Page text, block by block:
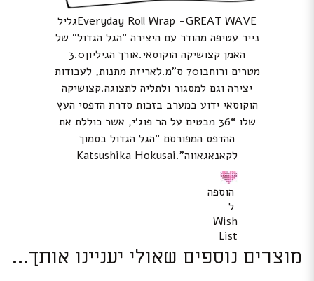
Everyday Roll Wrap -GREAT WAVEגליל
נייר עטיפה מהודר עם היצירה “הגל הגדול” של
האמן קצושיקה הוקוסאי.אורך הגיליון3.0
מטרים ורוחבו70 ס”מ.לאריזת מתנות, לעבודות
יצירה וגם למסגור ולתליה לתצוגה.קצושיקה
הוקוסאי ידוע במערב בזכות סדרת הדפסי העץ
שלו “36 מבטים על הר פוג’י, אשר כוללת את
ההדפס המפורסם “הגל הגדול בסמוך
לקאנאגאווה”.Katsushika Hokusai
הוספה
ל
Wish
List
מוצרים נוספים שאולי יעניינו אותך...